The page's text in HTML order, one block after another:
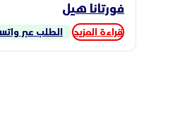
فورتانا هيل
قراءة المزيد الطلب عبر